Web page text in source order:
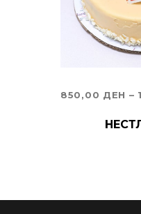
850,00 ДЕН –